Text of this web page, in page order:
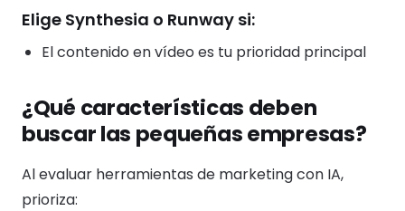
Elige Synthesia o Runway si:
El contenido en vídeo es tu prioridad principal
¿Qué características deben
buscar las pequeñas empresas?
Al evaluar herramientas de marketing con IA,
prioriza: